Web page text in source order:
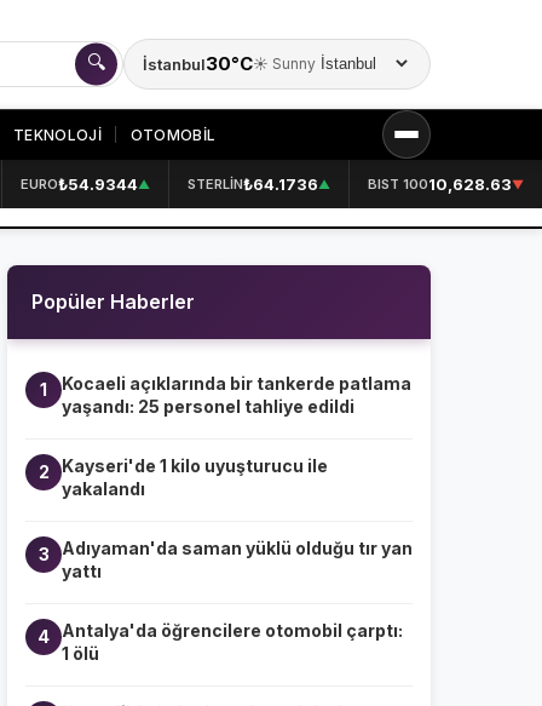
🔍 İstanbul30°C☀️ Sunny
Şehir seçin
TEKNOLOJİ OTOMOBİL
KURUMSAL
EURO₺54.9344▲ STERLİN₺64.1736▲ BIST 10010,628.63▼
Popüler Haberler
1
Kocaeli açıklarında bir tankerde patlama
yaşandı: 25 personel tahliye edildi
2
Kayseri'de 1 kilo uyuşturucu ile
yakalandı
3
Adıyaman'da saman yüklü olduğu tır yan
yattı
4
Antalya'da öğrencilere otomobil çarptı:
1 ölü